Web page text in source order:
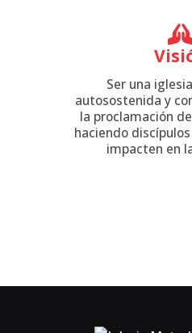
Ser una
autosostenida y
la proclamación
haciendo
impacten en